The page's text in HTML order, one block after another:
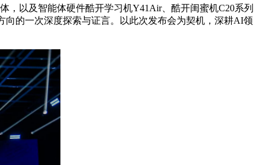
，以及智能体硬件酷开学习机Y41Air、酷开闺蜜机C20系列
的一次深度探索与证言。以此次发布会为契机，深耕AI领